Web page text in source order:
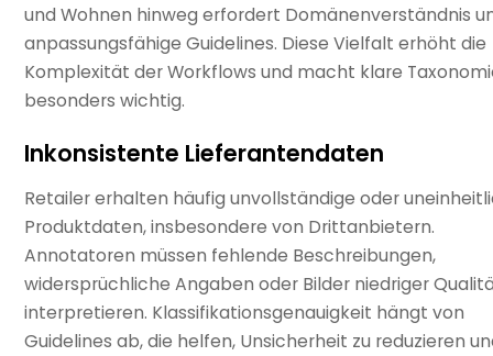
und Wohnen hinweg erfordert Domänenverständnis
anpassungsfähige Guidelines. Diese Vielfalt erhöht die
Komplexität der Workflows und macht klare
besonders wichtig.
Inkonsistente Lieferantendaten
Retailer erhalten häufig unvollständige oder
Produktdaten, insbesondere von Drittanbietern.
Annotatoren müssen fehlende Beschreibungen,
widersprüchliche Angaben oder Bilder niedriger
interpretieren. Klassifikationsgenauigkeit hängt von
Guidelines ab, die helfen, Unsicherheit zu reduzieren